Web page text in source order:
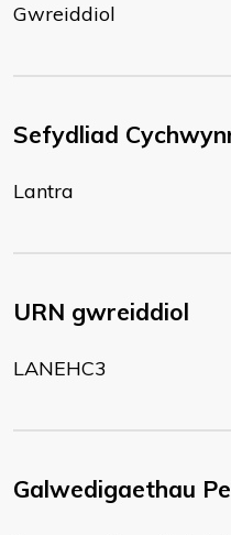
Gwreiddiol
Sefydliad
Lantra
URN gwreiddiol
LANEHC3
Galwedigaethau